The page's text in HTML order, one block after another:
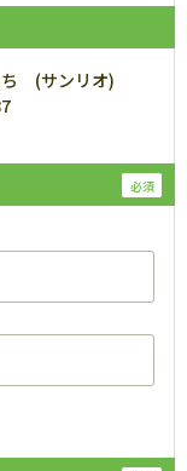
ち (サンリオ)